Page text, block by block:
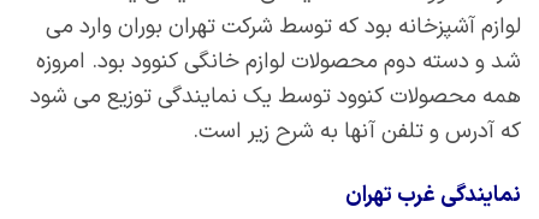
لوازم آشپزخانه بود که توسط شرکت تهران بوران وارد می
شد و دسته دوم محصولات لوازم خانگی کنوود بود. امروزه
همه محصولات کنوود توسط یک نمایندگی توزیع می شود
که آدرس و تلفن آنها به شرح زیر است.
نمایندگی غرب تهران